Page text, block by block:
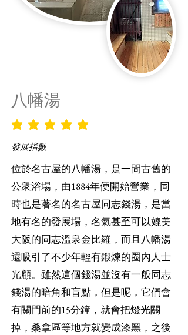
八幡湯
平均評等為 5 ，滿分 5 分
發展指數
位於名古屋的八幡湯，是一間古舊的
公衆浴場，由1884年便開始營業，同
時也是著名的名古屋同志錢湯，是當
地有名的發展場，名氣甚至可以媲美
大阪的同志溫泉金比羅，而且八幡湯
還吸引了不少年輕有鍛煉的圈內人士
光顧。雖然這個錢湯並沒有一般同志
錢湯的暗角和盲點，但是呢，它們會
有關門前的15分鐘，就會把燈光關
掉，桑拿區等地方就變成漆黑，之後